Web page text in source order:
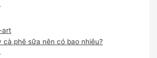
cà phê sữa nên có bao nhiêu?